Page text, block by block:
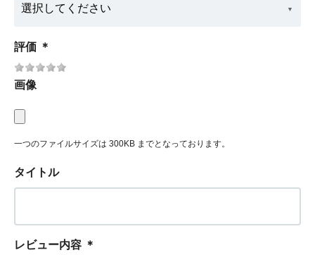
評価 ＊
画像
一つのファイルサイズは 300KB までとなっております。
タイトル
レビュー内容 ＊